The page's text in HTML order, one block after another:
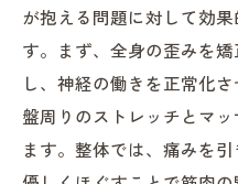
伝統と科学の協
生理痛克服に向
整体が提供する心身
減の効果
心身のバランス
が抱える問題に対して効
す。まず、全身の歪みを
し、神経の働きを正常化
盤周りのストレッチとマ
ます。整体では、痛みを